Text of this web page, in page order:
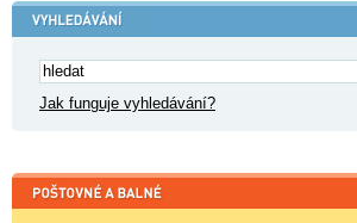
Jak funguje vyhledávání?